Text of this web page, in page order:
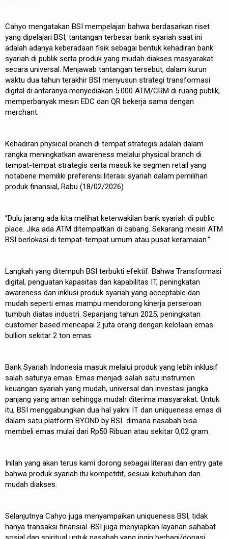
Cahyo mengatakan BSI mempelajari bahwa berdasarkan riset
yang dipelajari BSI, tantangan terbesar bank syariah saat ini
adalah adanya keberadaan fisik sebagai bentuk kehadiran bank
syariah di publik serta produk yang mudah diakses masyarakat
secara universal. Menjawab tantangan tersebut, dalam kurun
waktu dua tahun terakhir BSI menyusun strategi transformasi
digital di antaranya menyediakan 5.000 ATM/CRM di ruang publik,
memperbanyak mesin EDC dan QR bekerja sama dengan
merchant.
Kehadiran physical branch di tempat strategis adalah dalam
rangka meningkatkan awareness melalui physical branch di
tempat-tempat strategis serta masuk ke segmen retail yang
notabene memiliki preferensi literasi syariah dalam pemilihan
produk finansial, Rabu (18/02/2026)
‘’Dulu jarang ada kita melihat keterwakilan bank syariah di public
place. Jika ada ATM ditempatkan di cabang. Sekarang mesin ATM
BSI berlokasi di tempat-tempat umum atau pusat keramaian.’’
Langkah yang ditempuh BSI terbukti efektif. Bahwa Transformasi
digital, penguatan kapasitas dan kapabilitas IT, peningkatan
awareness dan inklusi produk syariah yang acceptable dan
mudah seperti emas mampu mendorong kinerja perseroan
tumbuh diatas industri. Sepanjang tahun 2025, peningkatan
customer based mencapai 2 juta orang dengan kelolaan emas
bullion sekitar 2 ton emas
Bank Syariah Indonesia masuk melalui produk yang lebih inklusif
salah satunya emas. Emas menjadi salah satu instrumen
keuangan syariah yang mudah, universal dan investasi jangka
panjang yang aman sehingga mudah diterima masyarakat. Untuk
itu, BSI menggabungkan dua hal yakni IT dan uniqueness emas di
dalam satu platform BYOND by BSI dimana nasabah bisa
membeli emas mulai dari Rp50 Ribuan atau sekitar 0,02 gram.
Inilah yang akan terus kami dorong sebagai literasi dan entry gate
bahwa produk syariah itu kompetitif, sesuai kebutuhan dan
mudah diakses.
Selanjutnya Cahyo juga menyampaikan uniqueness BSI, tidak
hanya transaksi finansial. BSI juga menyiapkan layanan sahabat